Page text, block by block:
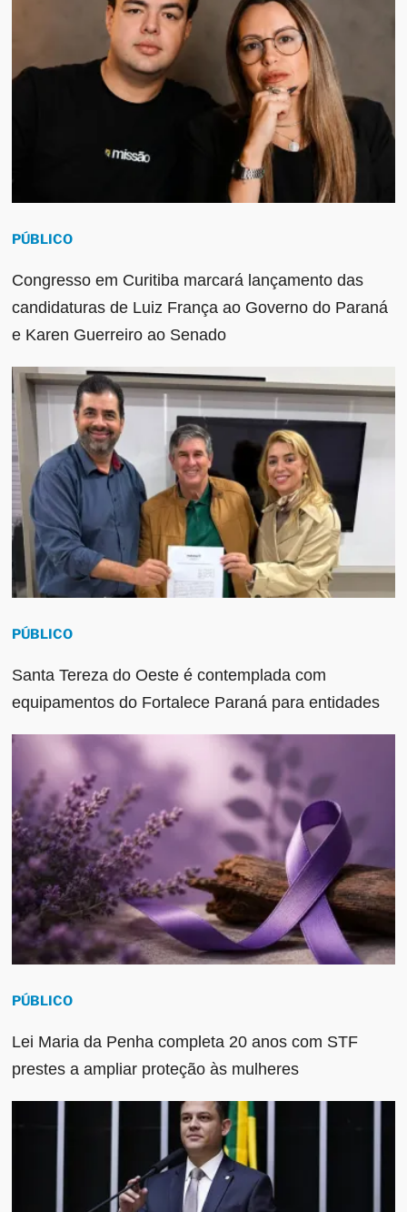
PÚBLICO
Congresso em Curitiba marcará lançamento das
candidaturas de Luiz França ao Governo do Paraná
e Karen Guerreiro ao Senado
PÚBLICO
Santa Tereza do Oeste é contemplada com
equipamentos do Fortalece Paraná para entidades
PÚBLICO
Lei Maria da Penha completa 20 anos com STF
prestes a ampliar proteção às mulheres